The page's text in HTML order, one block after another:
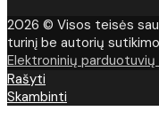
2026 © Visos teisės
turinį be autorių
Elektroninių parduotuvių
Rašyti
Skambinti